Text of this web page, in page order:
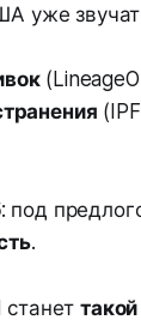
уже
: под
.
станет